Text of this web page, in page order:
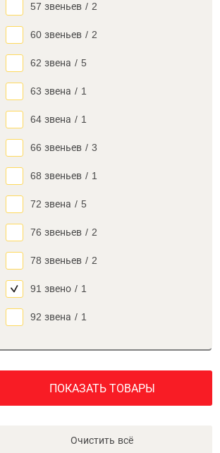
57 звеньев / 2
60 звеньев / 2
62 звена / 5
63 звена / 1
64 звена / 1
66 звеньев / 3
68 звеньев / 1
72 звена / 5
76 звеньев / 2
78 звеньев / 2
91 звено / 1
92 звена / 1
ПОКАЗАТЬ ТОВАРЫ
Очистить всё